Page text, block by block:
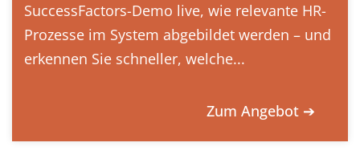
SuccessFactors-Demo live, wie relevante HR-
Prozesse im System abgebildet werden – und
erkennen Sie schneller, welche...
Zum Angebot ➔